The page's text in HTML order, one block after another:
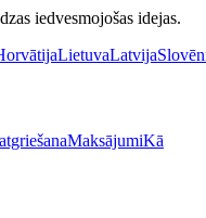
iedvesmojošas idejas.
LietuvaLatvija
MaksājumiKā